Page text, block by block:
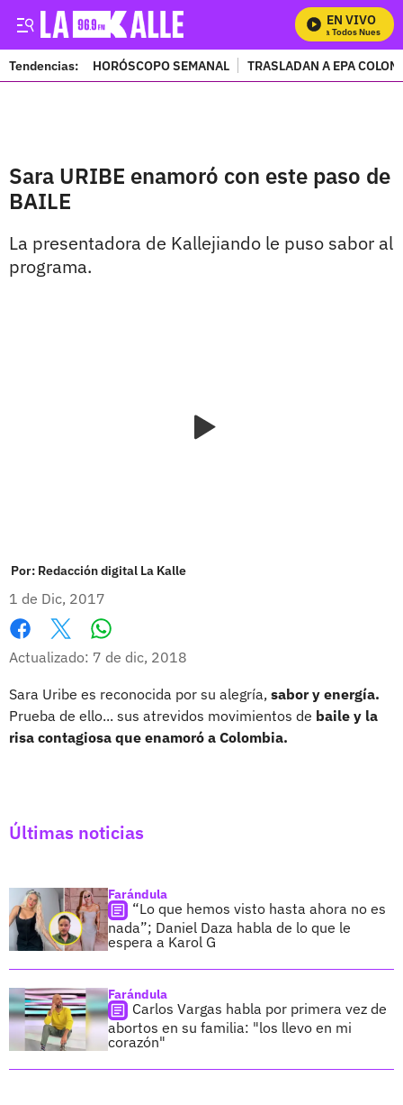
EN VIVO
Mira Todos Nuestros
Tendencias: HORÓSCOPO SEMANAL TRASLADAN A EPA
Sara URIBE enamoró con este paso de
BAILE
La presentadora de Kallejiando le puso sabor al
programa.
Por: Redacción digital La Kalle
1 de Dic, 2017
Facebook
X Whatsapp
Actualizado: 7 de dic, 2018
Sara Uribe es reconocida por su alegría, sabor y energía.
Prueba de ello... sus atrevidos movimientos de baile y la
risa contagiosa que enamoró a Colombia.
Últimas noticias
Farándula
“Lo que hemos visto hasta ahora no es
nada”; Daniel Daza habla de lo que le
espera a Karol G
Farándula
Carlos Vargas habla por primera vez de
abortos en su familia: "los llevo en mi
corazón"